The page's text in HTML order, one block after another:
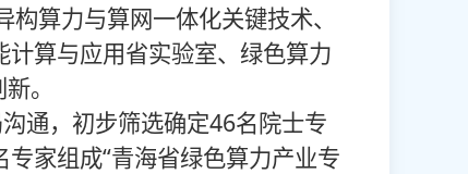
算力与算网一体化关键技术、
算与应用省实验室、绿色算力
。
通，初步筛选确定46名院士专
家组成“青海省绿色算力产业专